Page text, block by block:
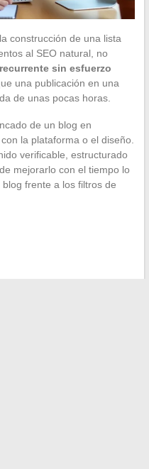
construcción de una lista
al SEO natural, no
sin esfuerzo
una publicación en una
de unas pocas horas.
de un blog en
la plataforma o el diseño.
verificable, estructurado
mejorarlo con el tiempo lo
frente a los filtros de